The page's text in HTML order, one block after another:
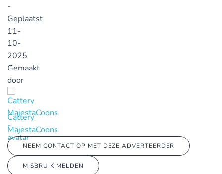
-
Geplaatst
11-
10-
2025
Gemaakt
door
Cattery
MajestaCoons
NEEM CONTACT OP MET DEZE ADVERTEERDER
MISBRUIK MELDEN